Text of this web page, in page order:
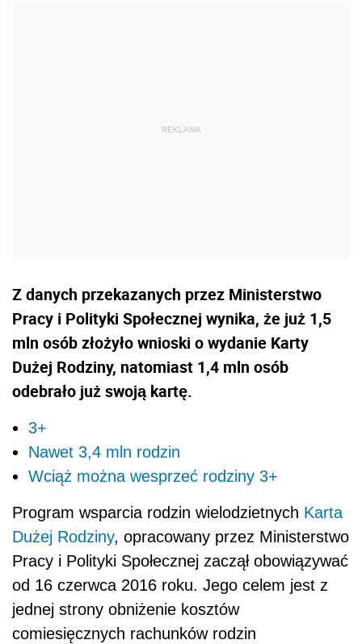
Z danych przekazanych przez Ministerstwo
Pracy i Polityki Społecznej wynika, że już 1,5
mln osób złożyło wnioski o wydanie Karty
Dużej Rodziny, natomiast 1,4 mln osób
odebrało już swoją kartę.
3+
Nawet 3,4 mln rodzin
Wciąż można wesprzeć rodziny 3+
Program wsparcia rodzin wielodzietnych Karta
Dużej Rodziny, opracowany przez Ministerstwo
Pracy i Polityki Społecznej zaczął obowiązywać
od 16 czerwca 2016 roku. Jego celem jest z
jednej strony obniżenie kosztów
comiesięcznych rachunków rodzin